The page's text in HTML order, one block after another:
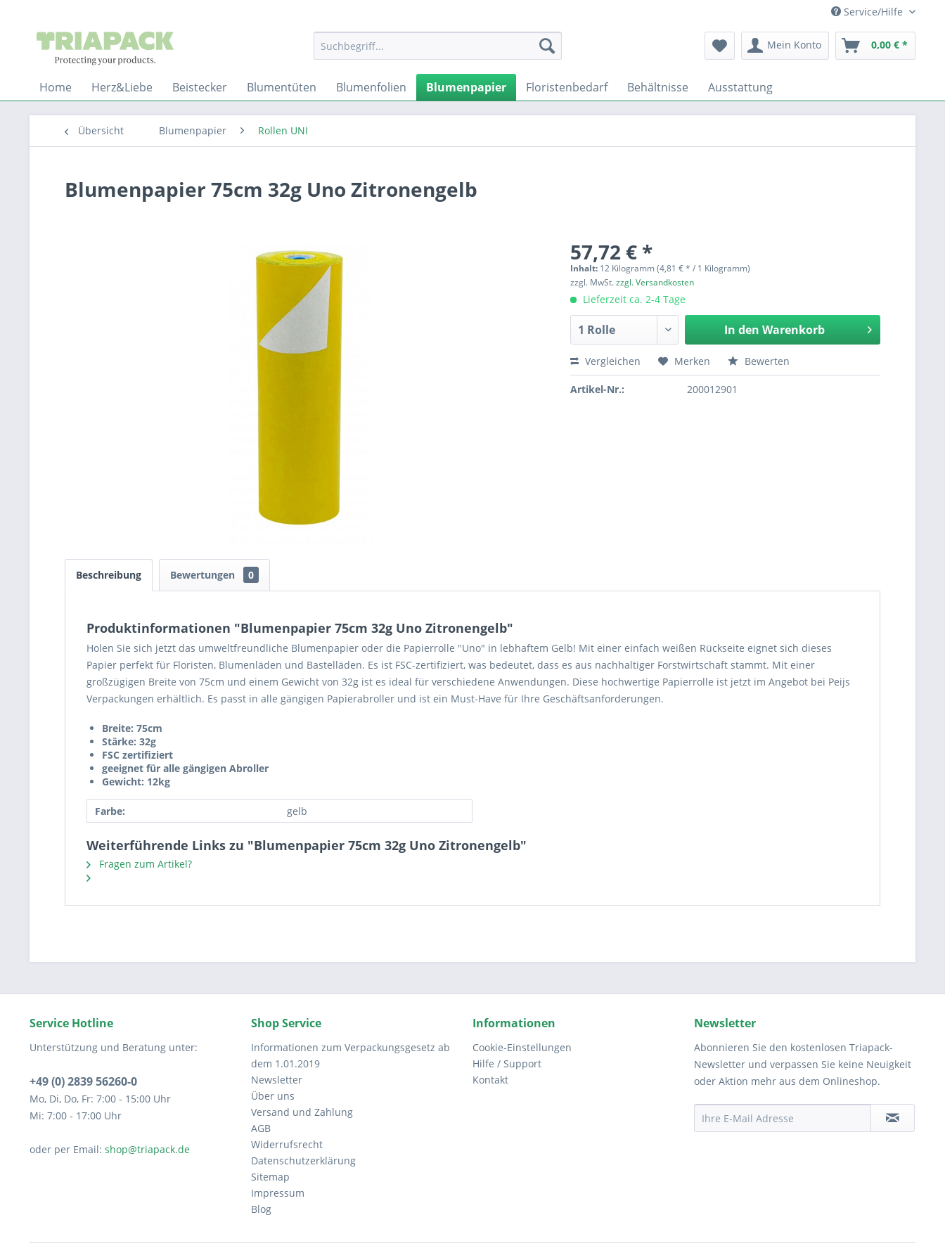
Service/Hilfe
Mein Konto 0,00 € *
Home Herz&Liebe Beistecker Blumentüten Blumenfolien Blumenpapier Floristenbedarf Behältnisse Ausstattung
Übersicht Blumenpapier Rollen UNI
Blumenpapier 75cm 32g Uno Zitronengelb
57,72 € *
Inhalt: 12 Kilogramm (4,81 € * / 1 Kilogramm)
zzgl. MwSt.zzgl. Versandkosten
Lieferzeit ca. 2-4 Tage
In den Warenkorb
Vergleichen Merken Bewerten
Artikel-Nr.: 200012901
Beschreibung Bewertungen 0
Produktinformationen "Blumenpapier 75cm 32g Uno Zitronengelb"
Holen Sie sich jetzt das umweltfreundliche Blumenpapier oder die Papierrolle "Uno" in lebhaftem Gelb! Mit einer einfach weißen Rückseite eignet sich dieses
Papier perfekt für Floristen, Blumenläden und Bastelläden. Es ist FSC-zertifiziert, was bedeutet, dass es aus nachhaltiger Forstwirtschaft stammt. Mit einer
großzügigen Breite von 75cm und einem Gewicht von 32g ist es ideal für verschiedene Anwendungen. Diese hochwertige Papierrolle ist jetzt im Angebot bei Peijs
Verpackungen erhältlich. Es passt in alle gängigen Papierabroller und ist ein Must-Have für Ihre Geschäftsanforderungen.
Breite: 75cm
Stärke: 32g
FSC zertifiziert
geeignet für alle gängigen Abroller
Gewicht: 12kg
Farbe: gelb
Weiterführende Links zu "Blumenpapier 75cm 32g Uno Zitronengelb"
Fragen zum Artikel?
Service Hotline
Unterstützung und Beratung unter:
+49 (0) 2839 56260-0
Mo, Di, Do, Fr: 7:00 - 15:00 Uhr
Mi: 7:00 - 17:00 Uhr
oder per Email: shop@triapack.de
Shop Service
Informationen zum Verpackungsgesetz ab
dem 1.01.2019
Newsletter
Über uns
Versand und Zahlung
AGB
Widerrufsrecht
Datenschutzerklärung
Sitemap
Impressum
Blog
Informationen
Cookie-Einstellungen
Hilfe / Support
Kontakt
Newsletter
Abonnieren Sie den kostenlosen Triapack-
Newsletter und verpassen Sie keine Neuigkeit
oder Aktion mehr aus dem Onlineshop.